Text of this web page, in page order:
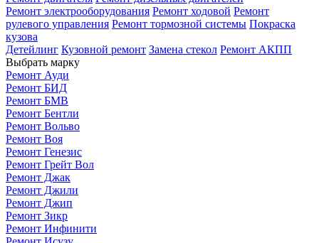
Ремонт электрооборудования Ремонт ходовой Ремонт
рулевого управления Ремонт тормозной системы Покраска
кузова
Детейлинг Кузовной ремонт Замена стекол Ремонт АКПП
Выбрать марку
Ремонт Ауди
Ремонт БИД
Ремонт БМВ
Ремонт Бентли
Ремонт Вольво
Ремонт Воя
Ремонт Генезис
Ремонт Грейт Вол
Ремонт Джак
Ремонт Джили
Ремонт Джип
Ремонт Зикр
Ремонт Инфинити